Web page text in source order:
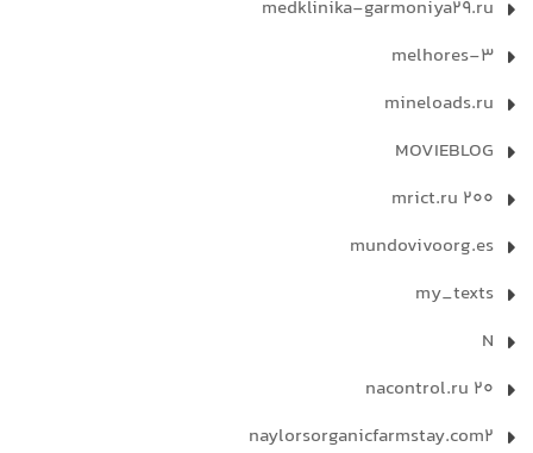
medklinika-garmoniya29.ru
melhores-3
mineloads.ru
MOVIEBLOG
mrict.ru 200
mundovivoorg.es
my_texts
N
nacontrol.ru 20
naylorsorganicfarmstay.com2